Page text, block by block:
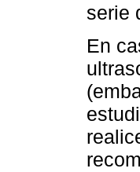
serie
En